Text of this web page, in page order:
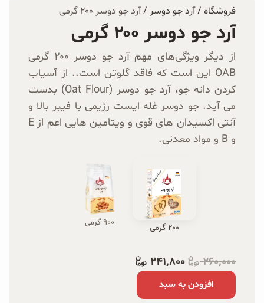
وبلاگ
فروشگاه /آرد جو دوسر /آرد جو دوسر ۲۰۰ گرمی
۲۶۰٬۰۰۰ ۲۴۱٬۸۰۰
آرد جو دوسر ۲۰۰ گرمی
از دیگر ویژگی‌های مهم آرد جو دوسر ۲۰۰ گرمی
OAB این است که فاقد گلوتن است.. از آسیاب
کردن دانه جو، آرد جو دوسر (Oat Flour) بدست
می آید. جو دوسر غله ایست رژیمی با فیبر بالا و
آنتی اکسیدان های قوی و ویتامین هایی اعم از E
و B و مواد معدنی.
۲۰۰ گرمی ۹۰۰ گرمی
افزودن به سبد